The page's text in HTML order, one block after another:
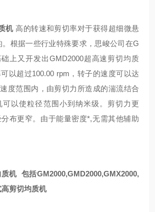
机高的转速和剪切率对于获得超细微悬
根据一些行业特殊要求， 思峻公司在G
上又开发出GMD2000超高速剪切均质
以超过100.00 rpm，转子的速度可以达
度范围内，由剪切力所造成的湍流结合
可以使粒径范围小到纳米级 。剪切力更
布更窄。由于能量密度*,无需其他辅助
质机 包括GM2000,GMD2000,GMX2000,
剪切均质机